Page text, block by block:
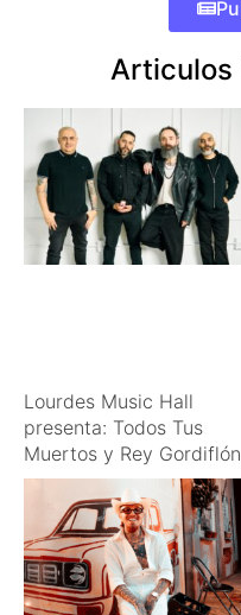
Articulos
Lourdes Music Hall
presenta: Todos Tus
Muertos y Rey Gordiflón